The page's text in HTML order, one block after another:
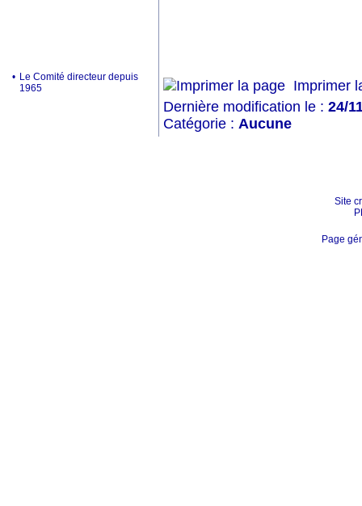
• Le Comité directeur depuis
1965
Imprimer
Dernière modification le : 24/
Catégorie : Aucune
Site
Page